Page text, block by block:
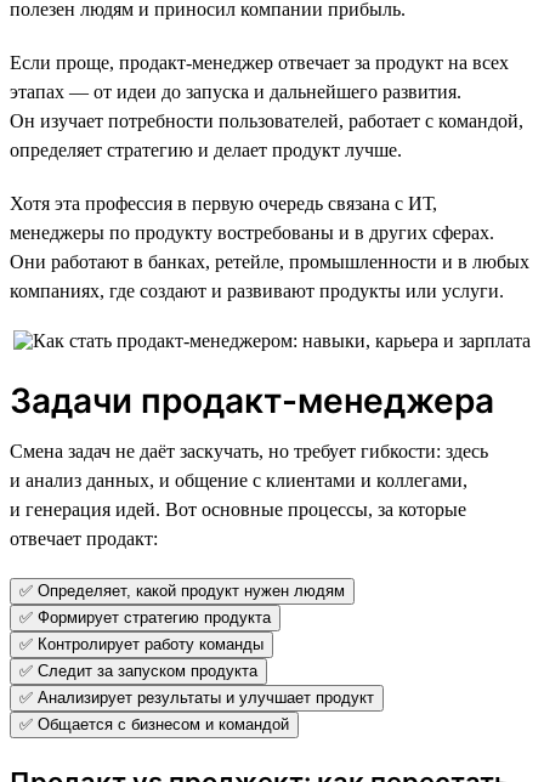
полезен людям и приносил компании прибыль.
Если проще, продакт-менеджер отвечает за продукт на всех
этапах — от идеи до запуска и дальнейшего развития.
Он изучает потребности пользователей, работает с командой,
определяет стратегию и делает продукт лучше.
Хотя эта профессия в первую очередь связана с ИТ,
менеджеры по продукту востребованы и в других сферах.
Они работают в банках, ретейле, промышленности и в любых
компаниях, где создают и развивают продукты или услуги.
Задачи продакт-менеджера
Смена задач не даёт заскучать, но требует гибкости: здесь
и анализ данных, и общение с клиентами и коллегами,
и генерация идей. Вот основные процессы, за которые
отвечает продакт:
✅ Определяет, какой продукт нужен людям
✅ Формирует стратегию продукта
✅ Контролирует работу команды
✅ Следит за запуском продукта
✅ Анализирует результаты и улучшает продукт
✅ Общается с бизнесом и командой